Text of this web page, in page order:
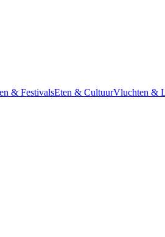
& FestivalsEten & CultuurVluchten &